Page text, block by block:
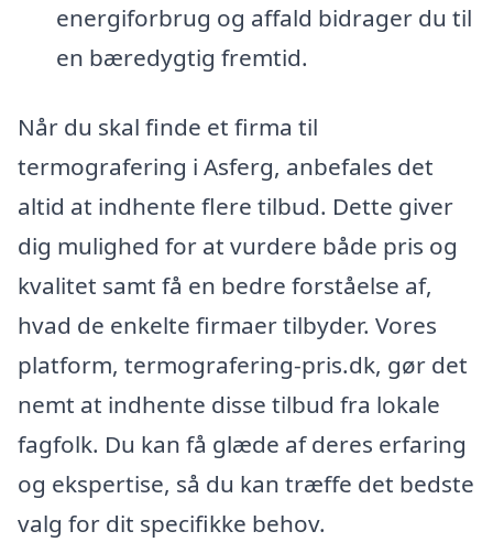
energiforbrug og affald bidrager du til
en bæredygtig fremtid.
Når du skal finde et firma til
termografering i Asferg, anbefales det
altid at indhente flere tilbud. Dette giver
dig mulighed for at vurdere både pris og
kvalitet samt få en bedre forståelse af,
hvad de enkelte firmaer tilbyder. Vores
platform, termografering-pris.dk, gør det
nemt at indhente disse tilbud fra lokale
fagfolk. Du kan få glæde af deres erfaring
og ekspertise, så du kan træffe det bedste
valg for dit specifikke behov.